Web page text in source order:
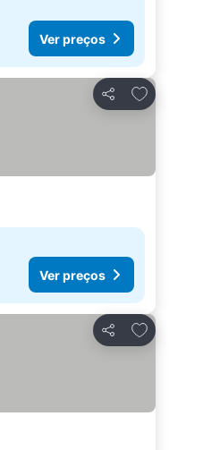
Ver preços
Partilhar
Adicionar
Ver preços
Partilhar
Adicionar